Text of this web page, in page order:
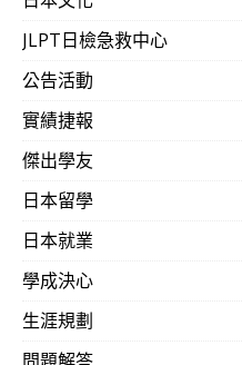
JLPT日檢急救中心
公告活動
實績捷報
傑出學友
日本留學
日本就業
學成決心
生涯規劃